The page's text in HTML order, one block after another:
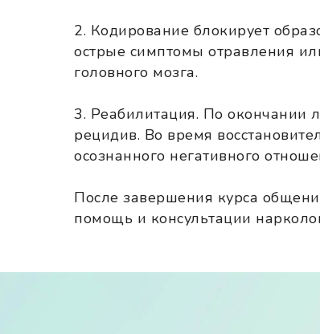
2. Кодирование блокирует
острые симптомы отравления
головного мозга.
3. Реабилитация. По окончании
рецидив. Во время
осознанного негативного
После завершения курса
помощь и консультации